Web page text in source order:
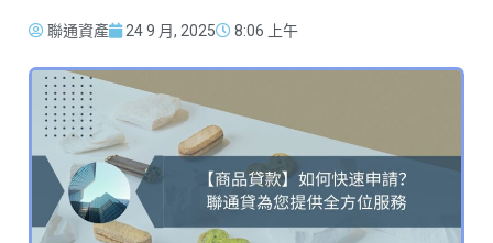
聯通資產 24 9 月, 2025 8:06 上午